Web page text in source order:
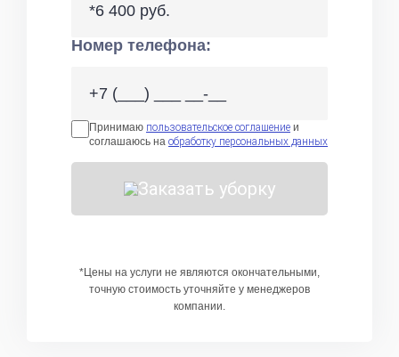
*6 400 руб.
Номер телефона:
Принимаю пользовательское соглашение и
соглашаюсь на обработку персональных данных
Заказать уборку
*Цены на услуги не являются окончательными,
точную стоимость уточняйте у менеджеров
компании.